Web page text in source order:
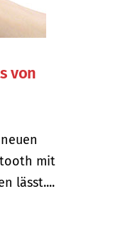
von
mit
lässt....